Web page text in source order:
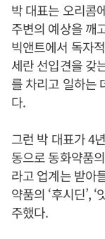
박 대표는 오리콤
주변의 예상을 깨
빅앤트에서 독자
세란 선입견을 갖
를 차리고 일하는
다.
그런 박 대표가 4
동으로 동화약품
라고 업계는 받아
약품의 ‘후시딘’,
주했다.